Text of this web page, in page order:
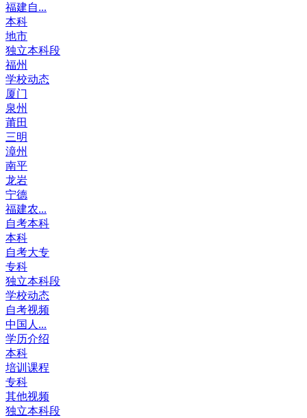
福建自...
本科
地市
独立本科段
福州
学校动态
厦门
泉州
莆田
三明
漳州
南平
龙岩
宁德
福建农...
自考本科
本科
自考大专
专科
独立本科段
学校动态
自考视频
中国人...
学历介绍
本科
培训课程
专科
其他视频
独立本科段